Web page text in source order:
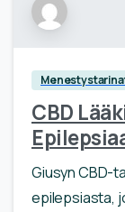
CBD
Giusyn CBD-
epilepsiasta,